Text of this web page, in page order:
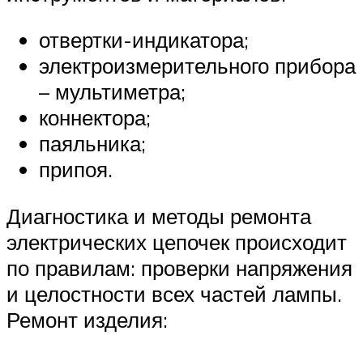
отвертки-индикатора;
электроизмерительного прибора
– мультиметра;
коннектора;
паяльника;
припоя.
Диагностика и методы ремонта
электрических цепочек происходит
по правилам: проверки напряжения
и целостности всех частей лампы.
Ремонт изделия: